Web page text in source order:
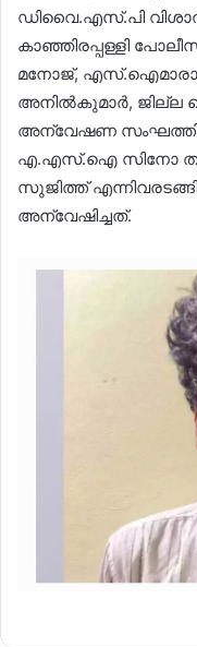
ഡിവൈ.എസ്.പി
കാഞ്ഞിരപ്പള്ളി
മനോജ്,
അനിൽകുമാർ, ജില്ല
അന്വേഷണ
എ.എസ്.ഐ സിനോ
സുജിത്ത്
അന്വേഷിച്ചത്.